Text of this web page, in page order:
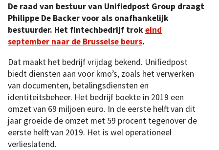
De raad van bestuur van Unifiedpost Group draagt
Philippe De Backer voor als onafhankelijk
bestuurder. Het fintechbedrijf trokeind
september naar de Brusselse beurs.
Dat maakt het bedrijf vrijdag bekend. Unifiedpost
biedt diensten aan voor kmo’s, zoals het verwerken
van documenten, betalingsdiensten en
identiteitsbeheer. Het bedrijf boekte in 2019 een
omzet van 69 miljoen euro. In de eerste helft van dit
jaar groeide de omzet met 59 procent tegenover de
eerste helft van 2019. Het is wel operationeel
verlieslatend.